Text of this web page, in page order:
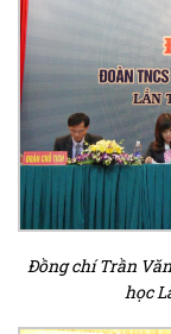
Đồng chí Trần
học